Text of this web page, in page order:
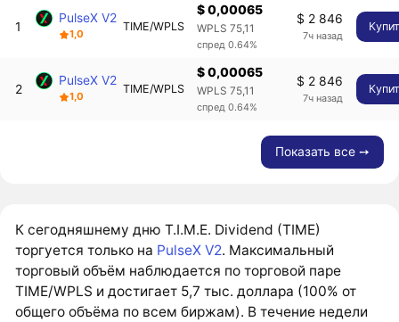
1
PulseX V2
1,0
TIME/WPLS
$ 0,00065
WPLS 75,11
спред 0.64%
$ 2 846
7ч назад
2
PulseX V2
1,0
TIME/WPLS
$ 0,00065
WPLS 75,11
спред 0.64%
$ 2 846
7ч назад
Показать все ➙
К сегодняшнему дню T.I.M.E. Dividend (TIME)
торгуется только на PulseX V2. Максимальный
торговый объём наблюдается по торговой паре
TIME/WPLS и достигает 5,7 тыс. доллара (100% от
общего объёма по всем биржам). В течение недели